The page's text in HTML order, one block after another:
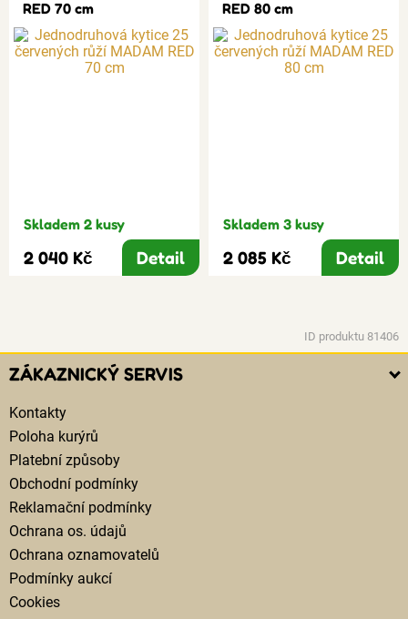
RED 70 cm
Skladem 2 kusy
2 040 Kč Detail
RED 80 cm
Skladem 3 kusy
2 085 Kč Detail
ID produktu 81406
ZÁKAZNICKÝ SERVIS
Kontakty
Poloha kurýrů
Platební způsoby
Obchodní podmínky
Reklamační podmínky
Ochrana os. údajů
Ochrana oznamovatelů
Podmínky aukcí
Cookies